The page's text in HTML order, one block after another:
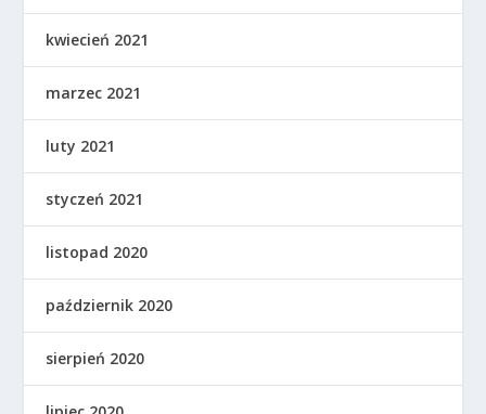
kwiecień 2021
marzec 2021
luty 2021
styczeń 2021
listopad 2020
październik 2020
sierpień 2020